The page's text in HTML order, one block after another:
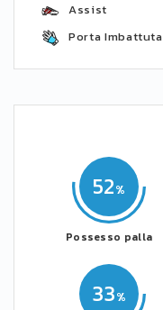
Assist
Porta Imbattuta
52
Possesso palla
33